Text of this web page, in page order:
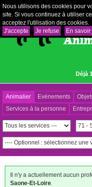
Nous utilisons des cookies pour
site. Si vous continuez à utiliser
acceptez l'utilisation des cookies.
J'accepte
Je refuse En
Déjà
Animalier Evénements
Services à la personne
Il n'y a actuellement aucun
Saone-Et-Loire